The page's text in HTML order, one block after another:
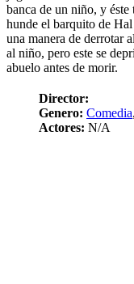
banca de un niño, y
hunde el barquito de Hal
una manera de derrotar
al niño, pero este se
abuelo antes de morir.
Director:
Genero: Comedia,
Actores: N/A